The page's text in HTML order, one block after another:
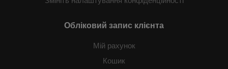
Обліковий запис клієнта
Мій рахунок
Кошик